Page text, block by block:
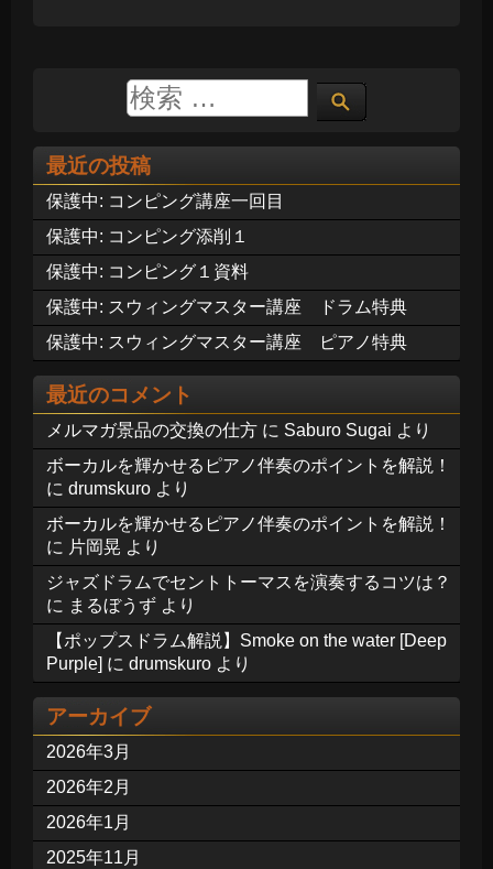
最近の投稿
保護中: コンピング講座一回目
保護中: コンピング添削１
保護中: コンピング１資料
保護中: スウィングマスター講座 ドラム特典
保護中: スウィングマスター講座 ピアノ特典
最近のコメント
メルマガ景品の交換の仕方 に Saburo Sugai より
ボーカルを輝かせるピアノ伴奏のポイントを解説！
に drumskuro より
ボーカルを輝かせるピアノ伴奏のポイントを解説！
に 片岡晃 より
ジャズドラムでセントトーマスを演奏するコツは？
に まるぼうず より
【ポップスドラム解説】Smoke on the water [Deep
Purple] に drumskuro より
アーカイブ
2026年3月
2026年2月
2026年1月
2025年11月